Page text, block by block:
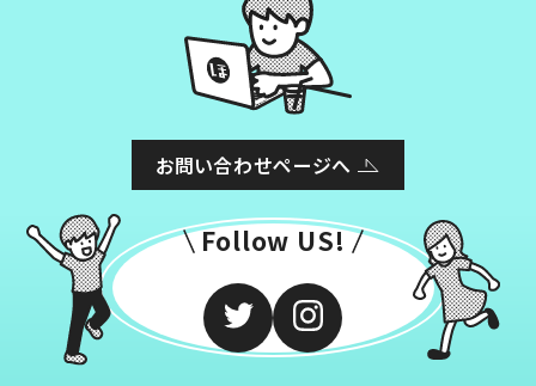
お問い合わせページへ
Follow US!